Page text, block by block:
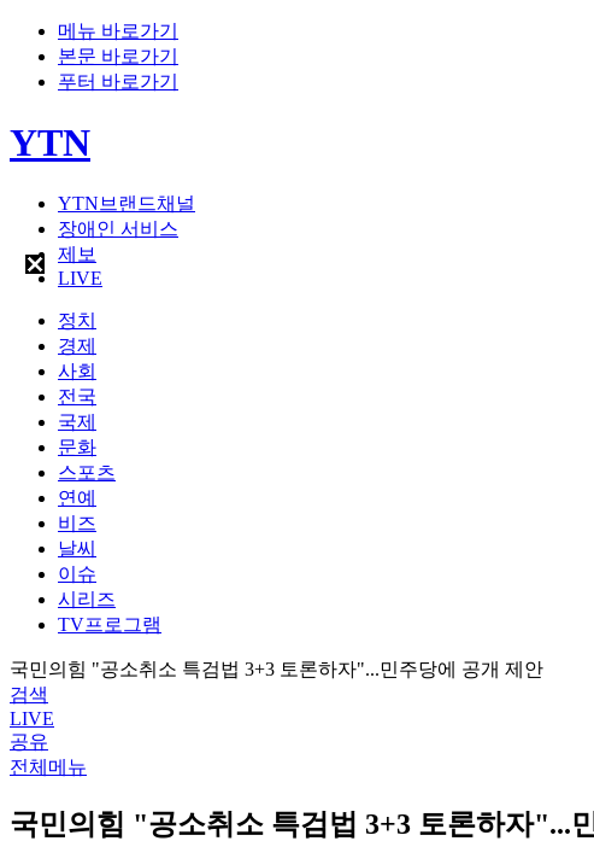
메뉴 바로가기
본문 바로가기
푸터 바로가기
YTN
YTN브랜드채널
장애인 서비스
제보
LIVE
정치
경제
사회
전국
국제
문화
스포츠
연예
비즈
날씨
이슈
시리즈
TV프로그램
국민의힘 "공소취소 특검법 3+3 토론하자"...민주당에 공개 제안
검색
LIVE
공유
전체메뉴
국민의힘 "공소취소 특검법 3+3 토론하자"...